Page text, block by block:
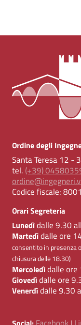
Ordine degli
Santa Teresa 12 -
tel. (+39)
Codice fiscale:
Orari Segreteria
Lunedìdalle 9.30
Martedìdalle ore
consentito in presenza
chiusura delle 18.30)
Mercoledìdalle
Giovedìdalle ore
Venerdìdalle 9.30